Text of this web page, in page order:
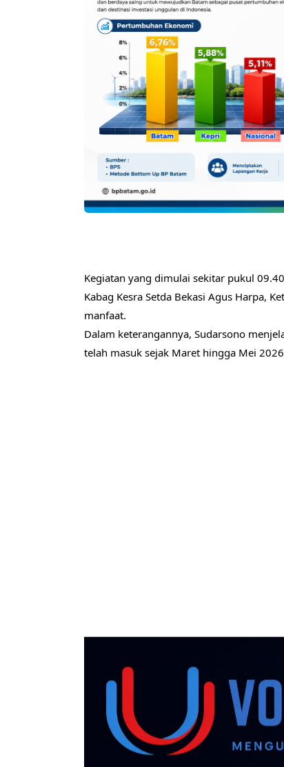
Kegiatan yang dimulai sekitar pukul
Kabag Kesra Setda Bekasi Agus Harpa,
manfaat.
Dalam keterangannya, Sudarsono
telah masuk sejak Maret hingga Mei